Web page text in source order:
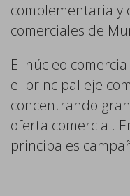
complementaria y
comerciales de
El núcleo
el principal eje
concentrando
oferta comercial.
principales